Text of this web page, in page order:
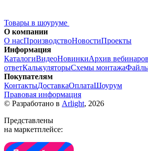
Товары в шоуруме
О компании
О насПроизводствоНовостиПроекты
Информация
КаталогиВидеоНовинкиАрхив вебинаров
ответКалькуляторыСхемы монтажа
Покупателям
КонтактыДоставкаОплатаШоурум
Правовая информация
© Разработано в Arlight, 2026
Представлены
на маркетплейсе: